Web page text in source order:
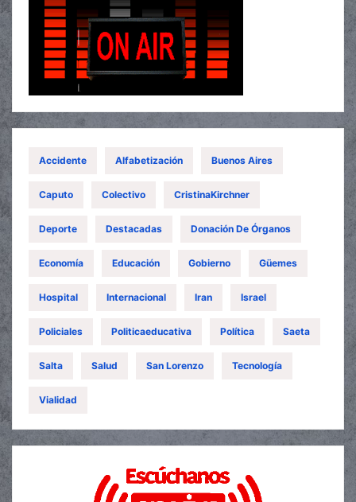
Accidente Alfabetización Buenos Aires
Caputo Colectivo CristinaKirchner
Deporte Destacadas Donación De Órganos
Economía Educación Gobierno Güemes
Hospital Internacional Iran Israel
Policiales Politicaeducativa Política Saeta
Salta Salud San Lorenzo Tecnología
Vialidad